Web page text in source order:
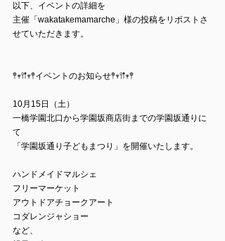
以下、イベントの詳細を
主催「wakatakemamarche」様の投稿をリポストさ
せていただきます。
𖤣𖥧𖥣𖡡𖥧𖤣イベントのお知らせ𖤣𖥧𖥣𖡡𖥧𖤣
10月15日（土）
一橋学園北口から学園坂商店街までの学園坂通りに
て
「学園坂通り子どもまつり」を開催いたします。
ハンドメイドマルシェ
フリーマーケット
アウトドアチョークアート
コダレンジャショー
など、